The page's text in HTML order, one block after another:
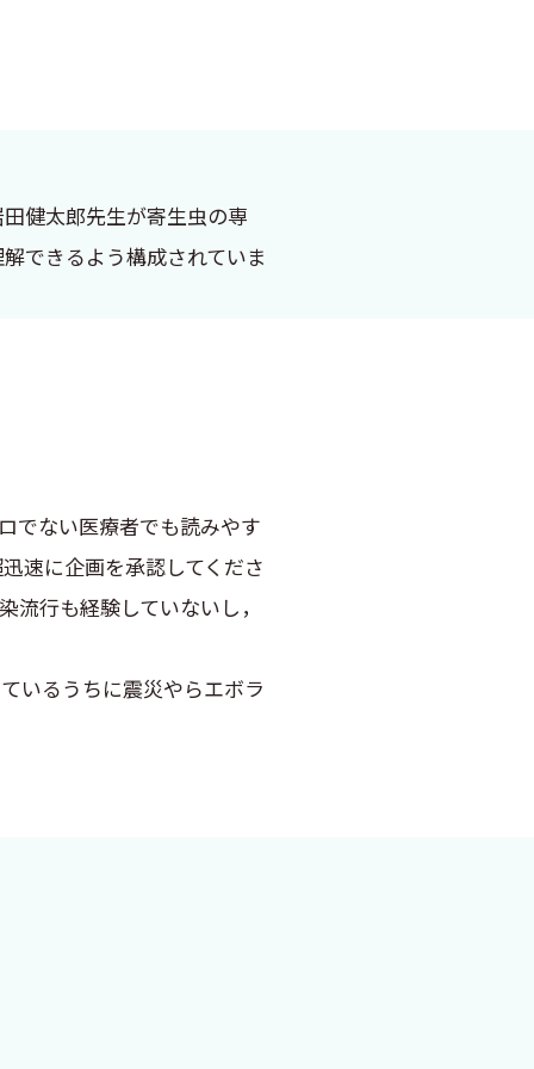
健太郎先生が寄生虫の専
できるよう構成されていま
でない医療者でも読みやす
速に企画を承認してくださ
行も経験していないし，
いるうちに震災やらエボラ
生虫学はあまり得意ではあ
きた虫を「魚拓」にとって
にいる方は風の谷の姫様の
会に登場するなど，虫愛づ